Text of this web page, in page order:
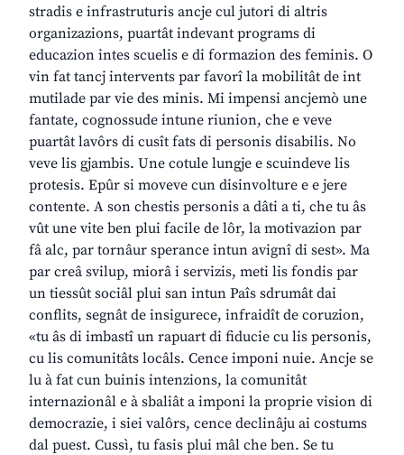
stradis e infrastruturis ancje cul jutori di altris
organizazions, puartât indevant programs di
educazion intes scuelis e di formazion des feminis. O
vin fat tancj intervents par favorî la mobilitât de int
mutilade par vie des minis. Mi impensi ancjemò une
fantate, cognossude intune riunion, che e veve
puartât lavôrs di cusît fats di personis disabilis. No
veve lis gjambis. Une cotule lungje e scuindeve lis
protesis. Epûr si moveve cun disinvolture e e jere
contente. A son chestis personis a dâti a ti, che tu âs
vût une vite ben plui facile de lôr, la motivazion par
fâ alc, par tornâur sperance intun avignî di sest». Ma
par creâ svilup, miorâ i servizis, meti lis fondis par
un tiessût sociâl plui san intun Paîs sdrumât dai
conflits, segnât de insigurece, infraidît de coruzion,
«tu âs di imbastî un rapuart di fiducie cu lis personis,
cu lis comunitâts locâls. Cence imponi nuie. Ancje se
lu à fat cun buinis intenzions, la comunitât
internazionâl e à sbaliât a imponi la proprie vision di
democrazie, i siei valôrs, cence declinâju ai costums
dal puest. Cussì, tu fasis plui mâl che ben. Se tu